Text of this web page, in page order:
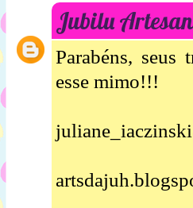
Jubilu
Parabéns, seus
esse mimo!!!